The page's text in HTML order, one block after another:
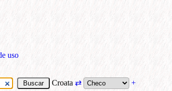
uso
Croata⇄ +